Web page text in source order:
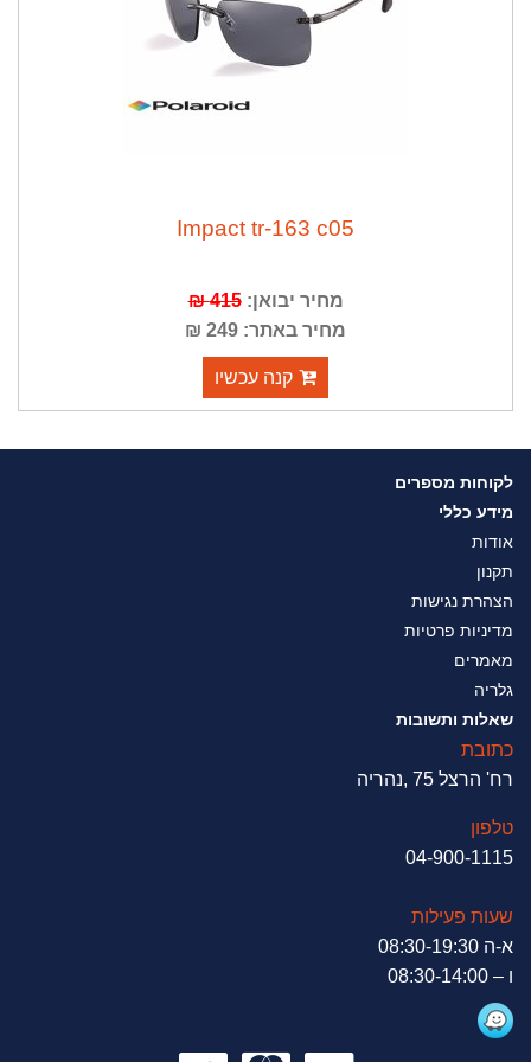
Impact tr-163 c05
מחיר יבואן:415 ₪
מחיר באתר: 249 ₪
קנה עכשיו
לקוחות מספרים
מידע כללי
אודות
תקנון
הצהרת נגישות
מדיניות פרטיות
מאמרים
גלריה
שאלות ותשובות
כתובת
רח' הרצל 75 ,נהריה
טלפון
04-900-1115
שעות פעילות
א-ה 08:30-19:30
ו – 08:30-14:00